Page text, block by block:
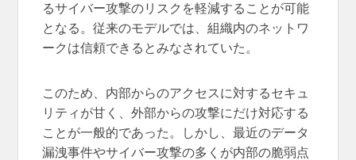
るサイバー攻撃のリスクを軽減することが可能
となる。従来のモデルでは、組織内のネットワ
ークは信頼できるとみなされていた。
このため、内部からのアクセスに対するセキュ
リティが甘く、外部からの攻撃にだけ対応する
ことが一般的であった。しかし、最近のデータ
漏洩事件やサイバー攻撃の多くが内部の脆弱点